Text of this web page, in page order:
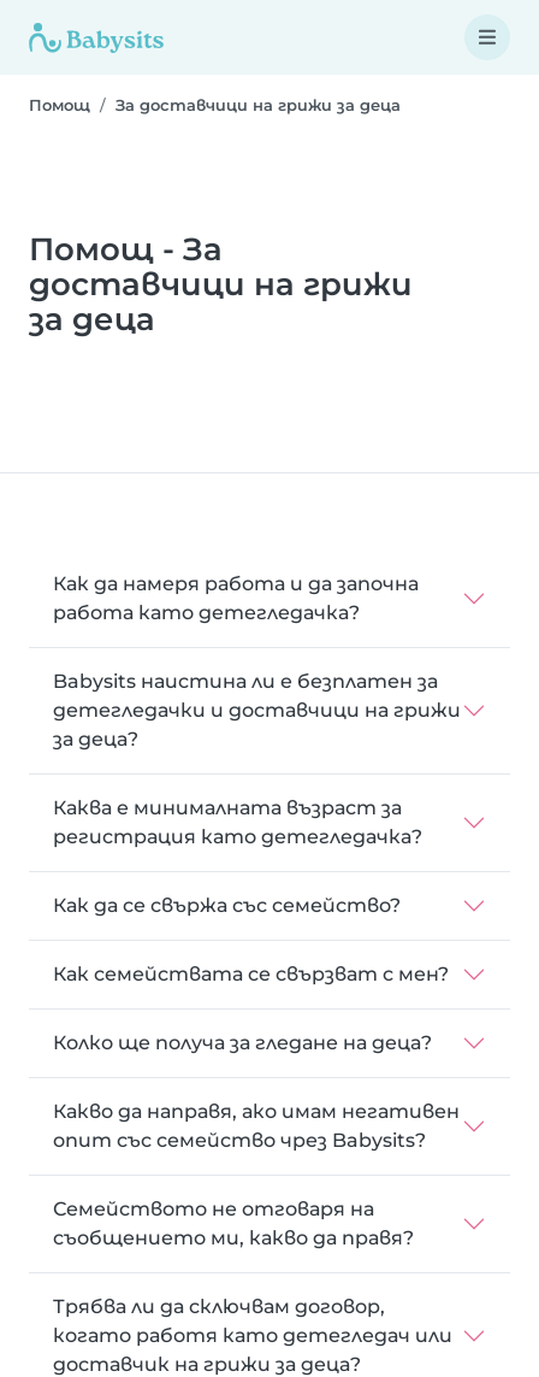
Помощ За доставчици на грижи за деца
Помощ - За
доставчици на грижи
за деца
Как да намеря работа и да започна
работа като детегледачка?
Babysits наистина ли е безплатен за
детегледачки и доставчици на грижи
за деца?
Каква е минималната възраст за
регистрация като детегледачка?
Как да се свържа със семейство?
Как семействата се свързват с мен?
Колко ще получа за гледане на деца?
Какво да направя, ако имам негативен
опит със семейство чрез Babysits?
Семейството не отговаря на
съобщението ми, какво да правя?
Трябва ли да сключвам договор,
когато работя като детегледач или
доставчик на грижи за деца?